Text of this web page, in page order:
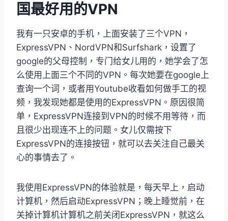
国最好用的VPN
我有一只安卓的手机，上面安装了三个VPN，
ExpressVPN、NordVPN和Surfshark，设置了
google的父母控制，专门给女儿用的，她学会了怎
么使用上面三个不同的VPN。每次她要在google上
查询一个词，或者用Youtube收看如何做手工的视
频，我发现她都是使用的ExpressVPN。原因很简
单，ExpressVPN连接到VPN的时候不用等待，而
且很少出现连不上的问题。女儿仅需按下
ExpressVPN的连接按钮，就可以去关注自己最关
心的事情去了。
我使用ExpressVPN的体验就是，每天早上，启动
计算机，然后启动ExpressVPN；晚上睡觉前，在
关掉计算机计算机之前关闭ExpressVPN，就这么